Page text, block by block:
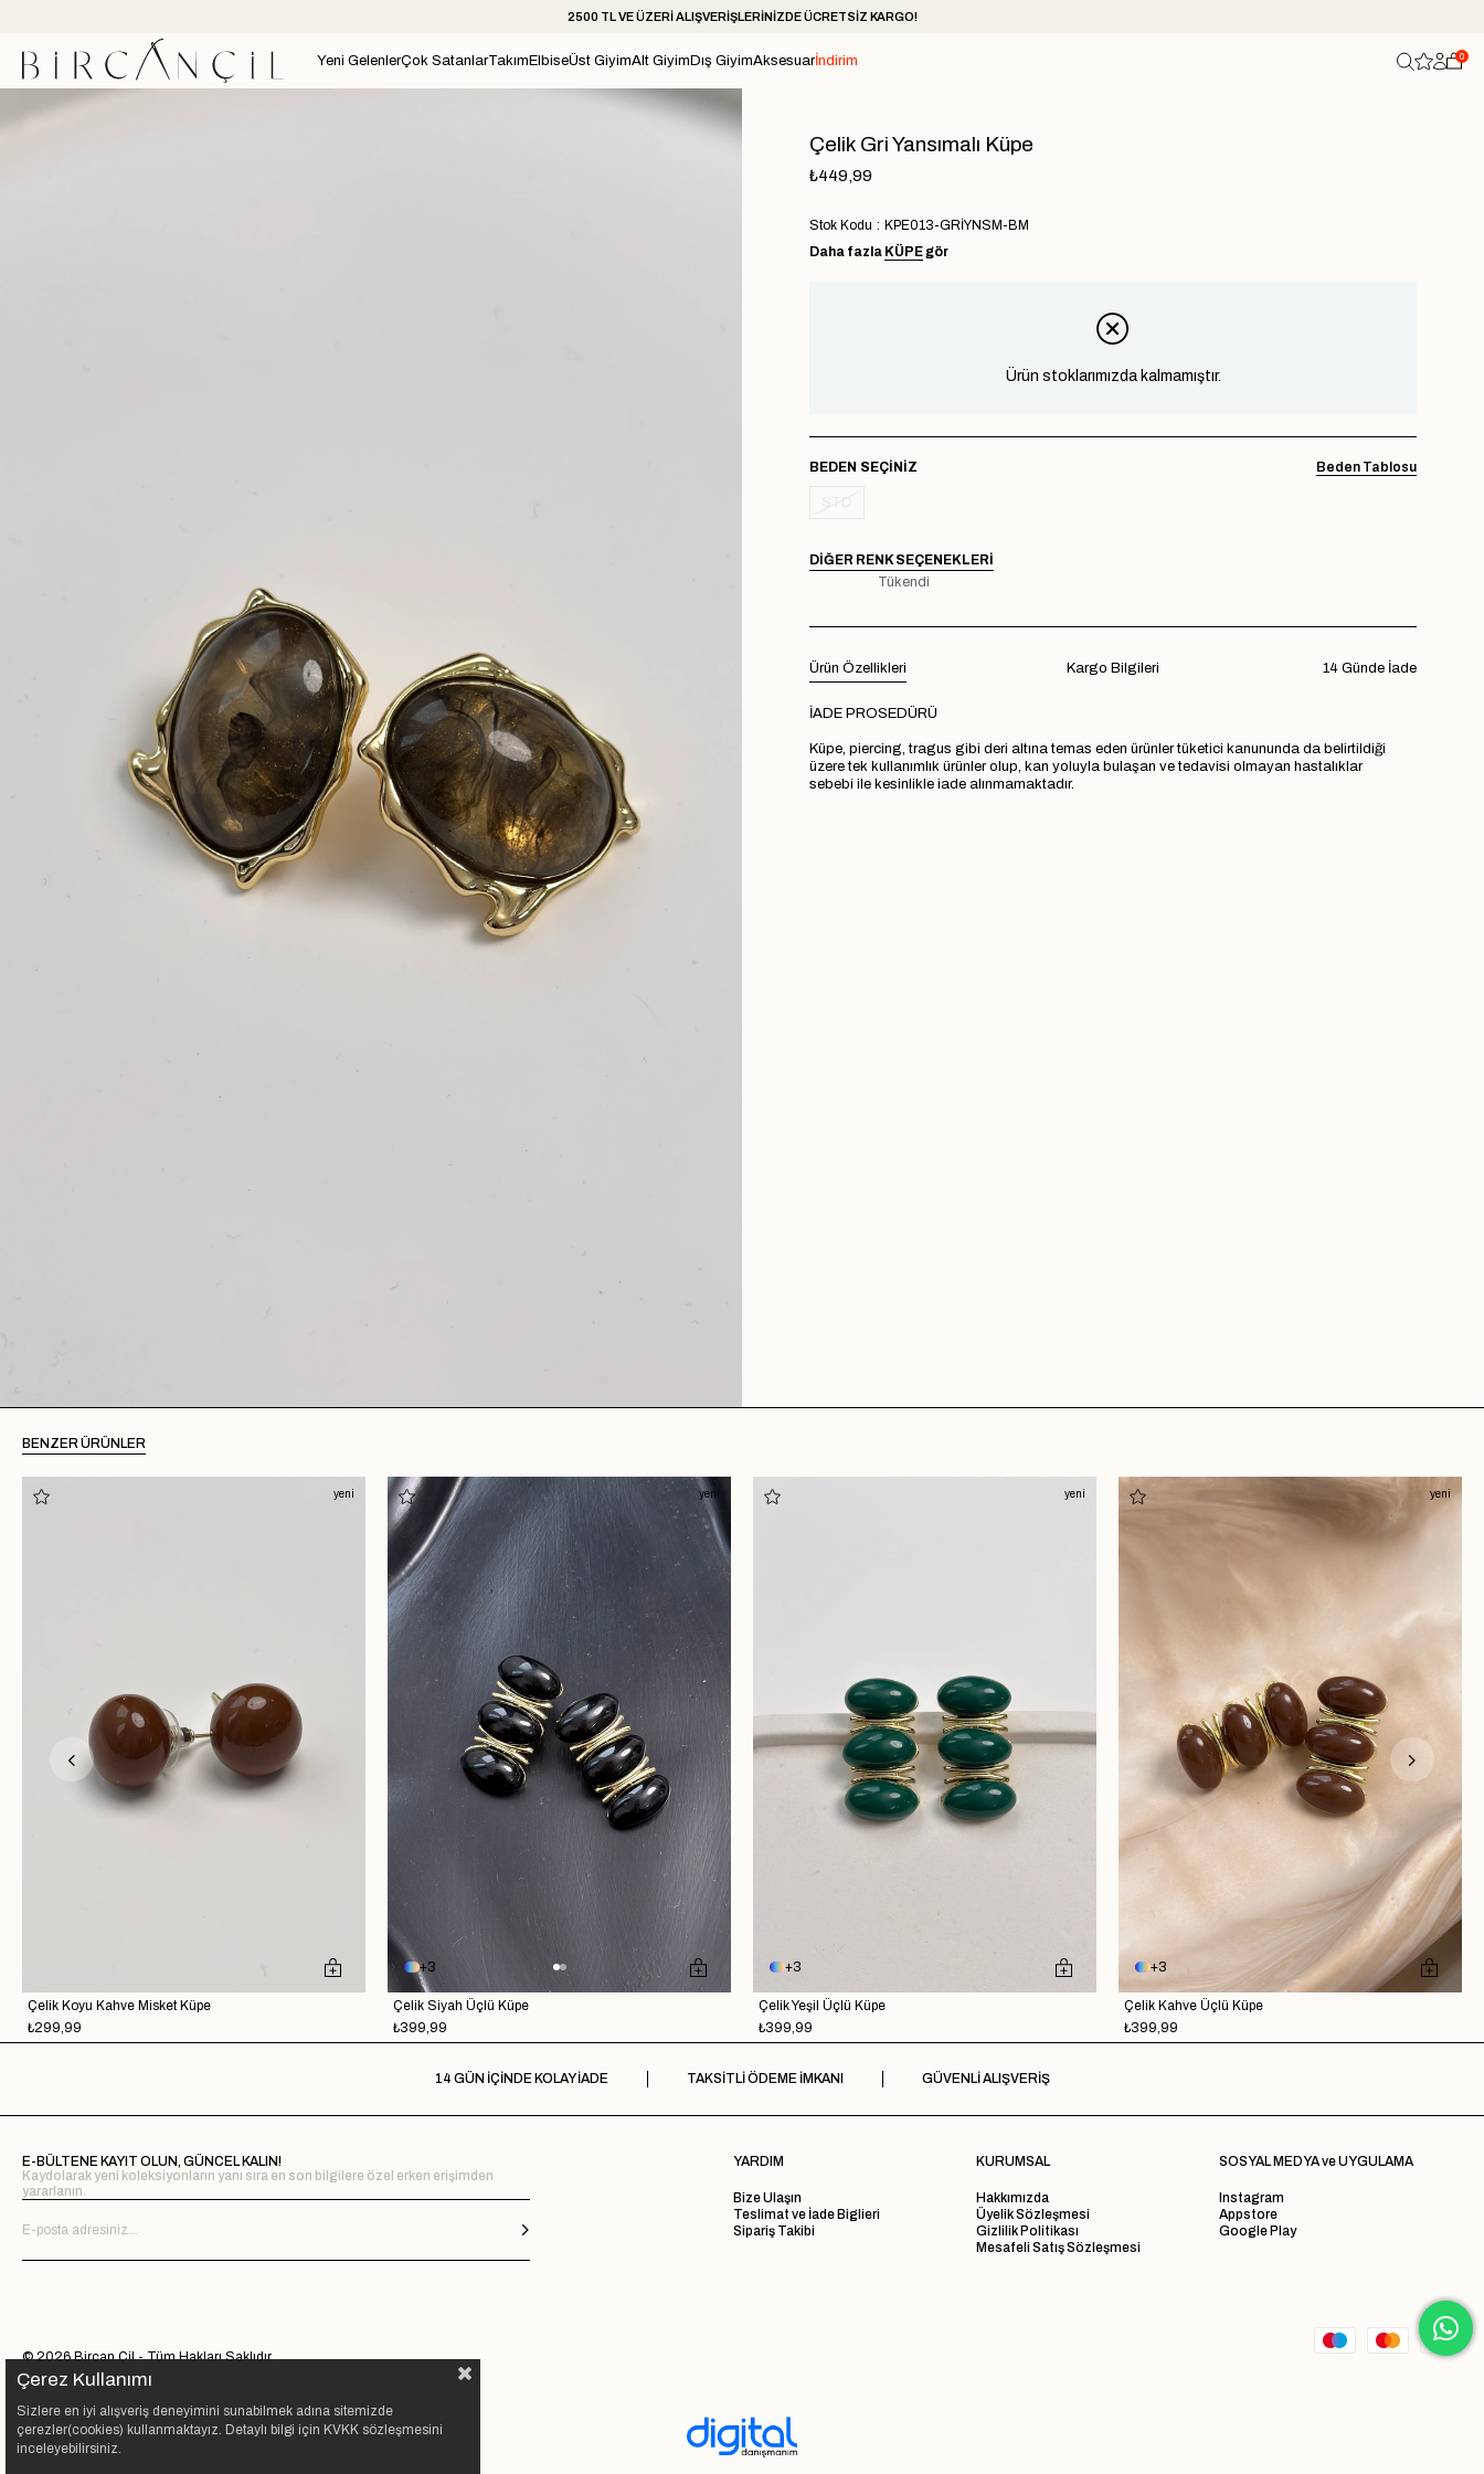
2500 TL VE ÜZERİ ALIŞVERİŞLERİNİZDE ÜCRETSİZ KARGO!
Yeni GelenlerÇok SatanlarTakım ElbiseÜst GiyimAlt Giyim Dış GiyimAksesuarİndirim 0
Çelik Gri Yansımalı Küpe
₺449,99
Stok Kodu
KPE013-GRİYNSM-BM
Daha fazla KÜPE gör
Ürün stoklarımızda kalmamıştır.
Beden Tablosu
BEDEN
DIĞER RENK SEÇENEKLERI
Tükendi
Ürün Özellikleri 14 Günde İade
Kargo Bilgileri
İADE PROSEDÜRÜ
Küpe, piercing, tragus gibi deri altına temas eden ürünler tüketici kanununda da belirtildiği
üzere tek kullanımlık ürünler olup, kan yoluyla bulaşan ve tedavisi olmayan hastalıklar
sebebi ile kesinlikle iade alınmamaktadır.
BENZER ÜRÜNLER
Çelik Koyu Kahve Misket Küpe
₺299,99
yeni
3
Çelik Siyah Üçlü Küpe
₺399,99
yeni
3
Çelik Yeşil Üçlü Küpe
₺399,99
yeni
3
Çelik Kahve Üçlü Küpe
₺399,99
yeni
14 GÜN İÇİNDE KOLAY İADE TAKSİTLİ ÖDEME İMKANI GÜVENLİ ALIŞVERİŞ
E-BÜLTENE KAYIT OLUN, GÜNCEL KALIN!
Kaydolarak yeni koleksiyonların yanı sıra en son bilgilere özel erken erişimden
yararlanın.
YARDIM
Bize Ulaşın
Teslimat ve İade Biglieri
Sipariş Takibi
KURUMSAL
Hakkımızda
Üyelik Sözleşmesi
Gizlilik Politikası
Mesafeli Satış Sözleşmesi
SOSYAL MEDYA ve UYGULAMA
Instagram
Appstore
Google Play
© 2026 Bircan Çil - Tüm Hakları Saklıdır.
Çerez Kullanımı
Sizlere en iyi alışveriş deneyimini sunabilmek adına sitemizde
çerezler(cookies) kullanmaktayız. Detaylı bilgi için KVKK sözleşmesini
inceleyebilirsiniz.